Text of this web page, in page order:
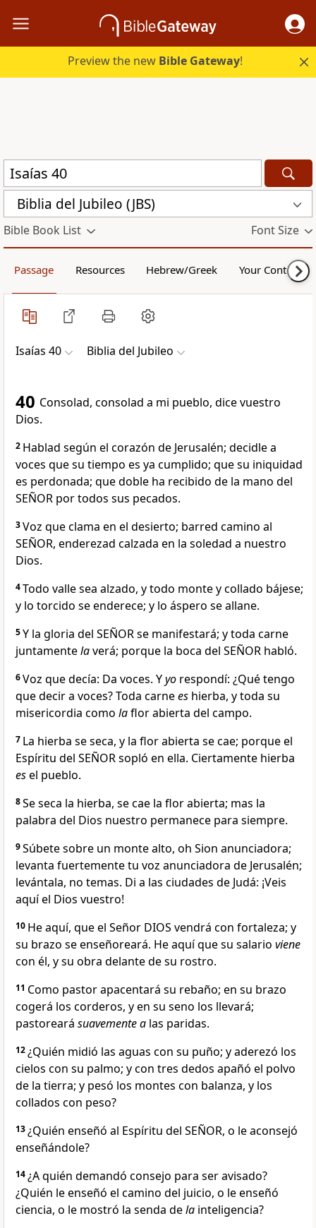
Preview the new Bible Gateway!
Biblia del Jubileo (JBS)
Bible Book List Font Size
Passage Resources Hebrew/Greek Your Content
Isaías 40 Biblia del Jubileo
40 Consolad, consolad a mi pueblo, dice vuestro
Dios.
2 Hablad según el corazón de Jerusalén; decidle a
voces que su tiempo es ya cumplido; que su iniquidad
es perdonada; que doble ha recibido de la mano del
SEÑOR por todos sus pecados.
3Voz que clama en el desierto; barred camino al
SEÑOR, enderezad calzada en la soledad a nuestro
Dios.
4Todo valle sea alzado, y todo monte y collado bájese;
y lo torcido se enderece; y lo áspero se allane.
5Y la gloria del SEÑOR se manifestará; y toda carne
juntamentelaverá; porque la boca del SEÑOR habló.
6Voz que decía: Da voces. Yyo respondí: ¿Qué tengo
que decir a voces? Toda carnees hierba, y toda su
misericordia como laflor abierta del campo.
7 La hierba se seca, y la flor abierta se cae; porque el
Espíritu del SEÑOR sopló en ella. Ciertamente hierba
esel pueblo.
8Se seca la hierba, se cae la flor abierta; mas la
palabra del Dios nuestro permanece para siempre.
9Súbete sobre un monte alto, oh Sion anunciadora;
levanta fuertemente tu voz anunciadora de Jerusalén;
levántala, no temas. Di a las ciudades de Judá: ¡Veis
aquí el Dios vuestro!
10 He aquí, que el Señor DIOS vendrá con fortaleza; y
su brazo se enseñoreará. He aquí que su salario viene
con él, y su obra delante de su rostro.
11 Como pastor apacentará su rebaño; en su brazo
cogerá los corderos, y en su seno los llevará;
pastoreará suavemente a las paridas.
12¿Quién midió las aguas con su puño; y aderezó los
cielos con su palmo; y con tres dedos apañó el polvo
de la tierra; y pesó los montes con balanza, y los
collados con peso?
13¿Quién enseñó al Espíritu del SEÑOR, o le aconsejó
enseñándole?
14¿A quién demandó consejo para ser avisado?
¿Quién le enseñó el camino del juicio, o le enseñó
ciencia, o le mostró la senda dela inteligencia?